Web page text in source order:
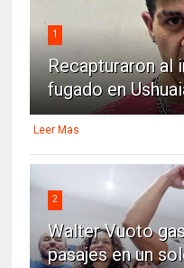
1
Recapturaron al
fugado en
Leer Mas
2
Walter Vuoto
pasajes en un